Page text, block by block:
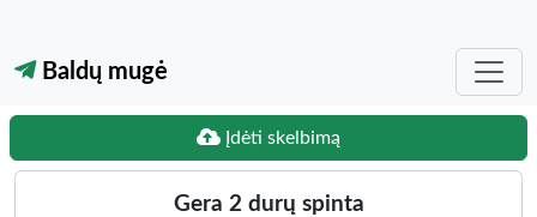
Baldų mugė
Įdėti skelbimą
Gera 2 durų spinta